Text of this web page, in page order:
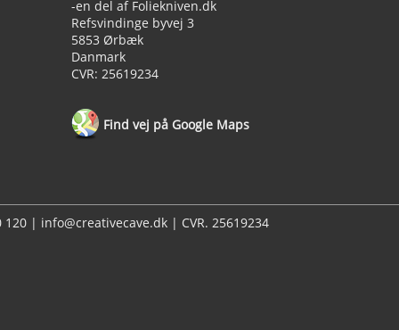
-en del af Foliekniven.dk
Refsvindinge byvej 3
5853 Ørbæk
Danmark
CVR: 25619234
Find vej på Google Maps
| info@creativecave.dk | CVR. 25619234